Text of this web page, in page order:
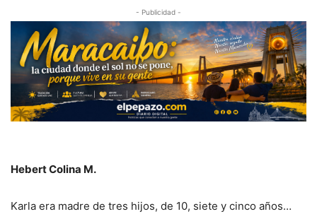
- Publicidad -
Hebert Colina M.
Karla era madre de tres hijos, de 10, siete y cinco años…